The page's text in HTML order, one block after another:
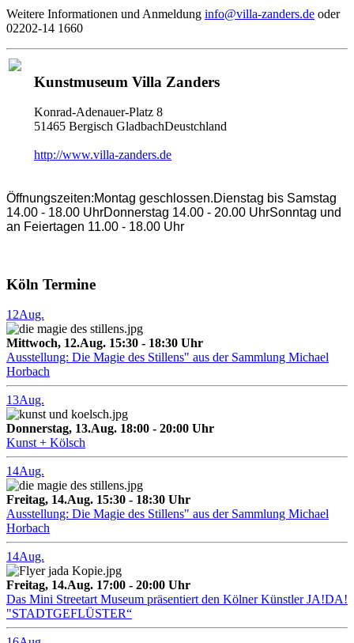
Weitere Informationen und Anmeldung info@villa-zanders.de oder
02202-14 1660
Kunstmuseum Villa Zanders
Konrad-Adenauer-Platz 8
51465 Bergisch GladbachDeustchland
http://www.villa-zanders.de
Öffnungszeiten:Montag geschlossen.Dienstag bis Samstag
14.00 - 18.00 UhrDonnerstag 14.00 - 20.00 UhrSonntag und
an Feiertagen 11.00 - 18.00 Uhr
Köln Termine
12Aug.
Mittwoch, 12.Aug. 15:30 - 18:30 Uhr
Ausstellung: Die Magie des Stillens" aus der Sammlung Michael
Horbach
13Aug.
Donnerstag, 13.Aug. 18:00 - 20:00 Uhr
Kunst + Kölsch
14Aug.
Freitag, 14.Aug. 15:30 - 18:30 Uhr
Ausstellung: Die Magie des Stillens" aus der Sammlung Michael
Horbach
14Aug.
Freitag, 14.Aug. 17:00 - 20:00 Uhr
Das Mini Streetart Museum präsentiert den Kölner Künstler JA!DA!
"STADTGEFLÜSTER“